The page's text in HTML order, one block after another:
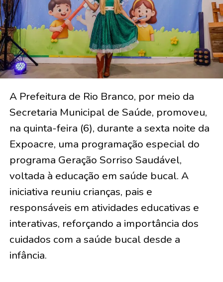
A Prefeitura de Rio Branco, por meio da
Secretaria Municipal de Saúde, promoveu,
na quinta-feira (6), durante a sexta noite da
Expoacre, uma programação especial do
programa Geração Sorriso Saudável,
voltada à educação em saúde bucal. A
iniciativa reuniu crianças, pais e
responsáveis em atividades educativas e
interativas, reforçando a importância dos
cuidados com a saúde bucal desde a
infância.